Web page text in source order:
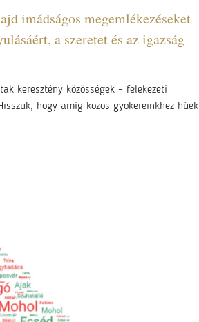
imádságos megemlékezéseket
a szeretet és az igazság
keresztény közösségek – felekezeti
hogy amíg közös gyökereinkhez hűek